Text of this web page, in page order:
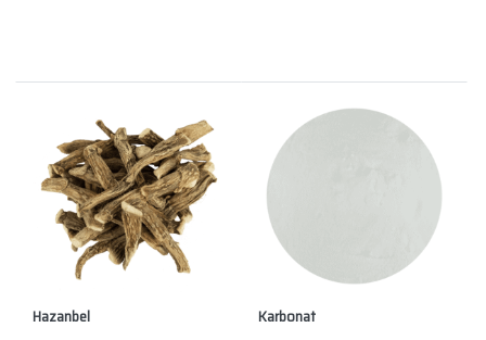
Hazanbel Karbonat